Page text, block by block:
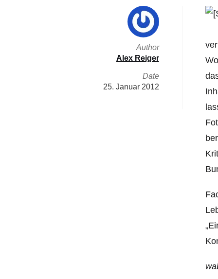
Author
Alex Reiger
Date
25. Januar 2012